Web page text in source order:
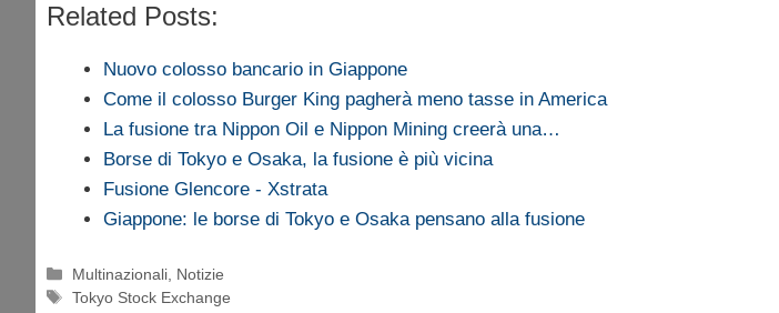
Related Posts:
Nuovo colosso bancario in Giappone
Come il colosso Burger King pagherà meno tasse in America
La fusione tra Nippon Oil e Nippon Mining creerà una…
Borse di Tokyo e Osaka, la fusione è più vicina
Fusione Glencore - Xstrata
Giappone: le borse di Tokyo e Osaka pensano alla fusione
Categorie
Multinazionali Notizie
Tag
Tokyo Stock Exchange